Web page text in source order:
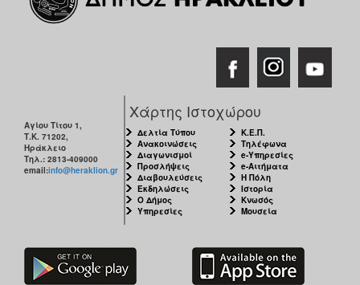
Αγίου Τίτου 1,
Τ.Κ. 71202,
Ηράκλειο
Τηλ.: 2813-409000
email:info@heraklion.gr
Χάρτης Ιστοχώρου
Δελτία Τύπου
Ανακοινώσεις
Διαγωνισμοί
Προσλήψεις
Διαβουλεύσεις
Εκδηλώσεις
Ο Δήμος
Υπηρεσίες
Κ.Ε.Π.
Τηλέφωνα
e-Υπηρεσίες
e-Αιτήματα
Η Πόλη
Ιστορία
Κνωσός
Μουσεία